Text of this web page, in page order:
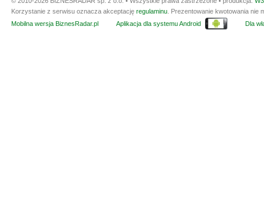
Korzystanie z serwisu oznacza akceptację regulaminu . Prezentowanie kwotowania
Mobilna wersja BiznesRadar.pl
Aplikacja dla systemu Android Dla